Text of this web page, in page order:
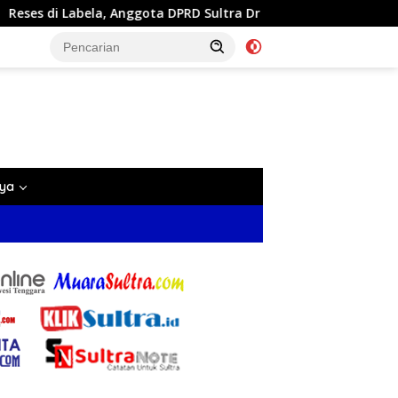
Sultra Dr Ardin Akan Perjuangkan Aspirasi Masyarkat